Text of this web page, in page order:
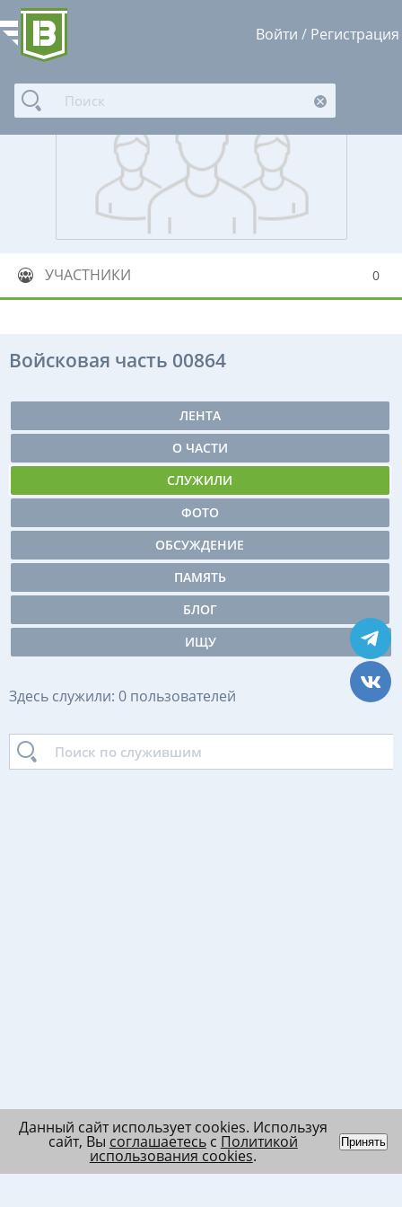
Войти / Регистрация
УЧАСТНИКИ 0
Войсковая часть 00864
ЛЕНТА
О ЧАСТИ
СЛУЖИЛИ
ФОТО
ОБСУЖДЕНИЕ
ПАМЯТЬ
БЛОГ
ИЩУ
Здесь служили: 0 пользователей
Данный сайт использует cookies. Используя
сайт, Вы соглашаетесьс Политикой
использования cookies.
Принять